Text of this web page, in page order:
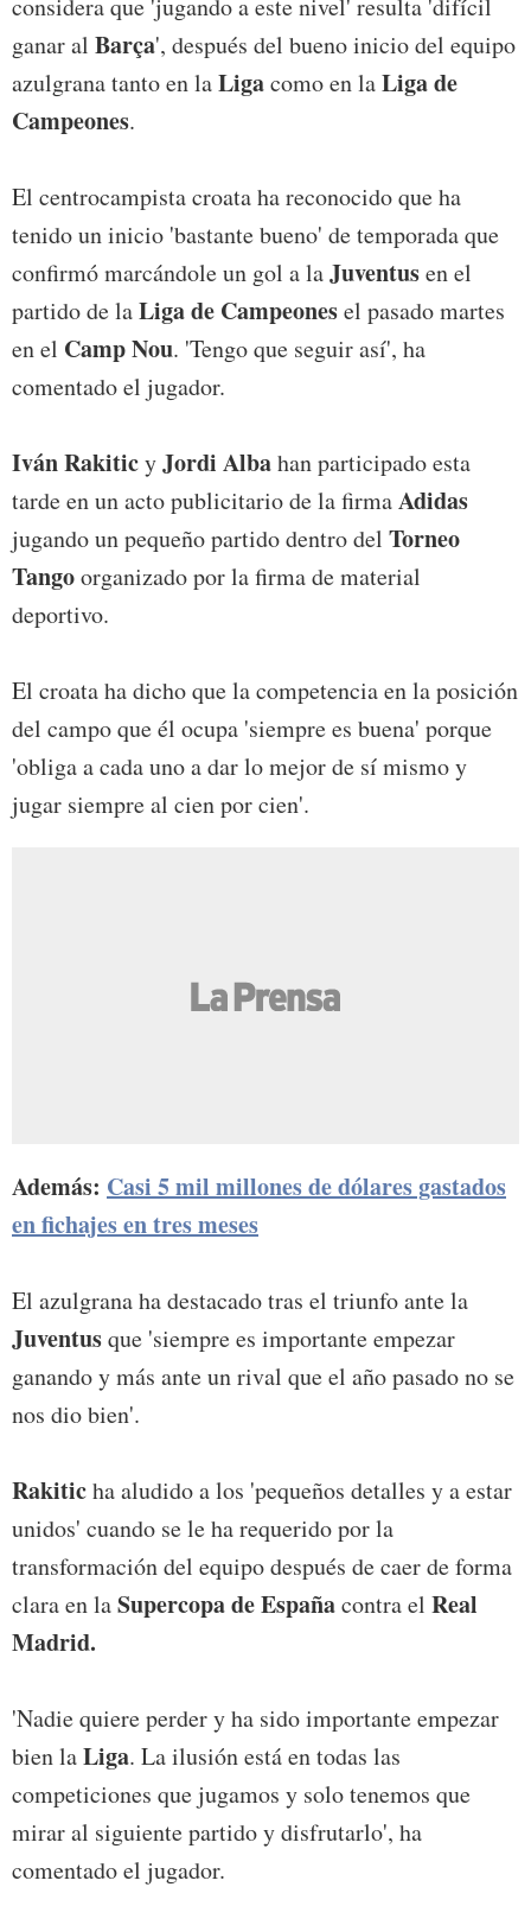
considera que 'jugando a este nivel' resulta 'difícil
ganar al Barça', después del bueno inicio del equipo
azulgrana tanto en laLigacomo en laLiga de
Campeones.
El centrocampista croata ha reconocido que ha
tenido un inicio 'bastante bueno' de temporada que
confirmó marcándole un gol a laJuventusen el
partido de laLiga de Campeonesel pasado martes
en el Camp Nou. 'Tengo que seguir así', ha
comentado el jugador.
Iván RakiticyJordi Albahan participado esta
tarde en un acto publicitario de la firmaAdidas
jugando un pequeño partido dentro del Torneo
Tangoorganizado por la firma de material
deportivo.
El croata ha dicho que la competencia en la posición
del campo que él ocupa 'siempre es buena' porque
'obliga a cada uno a dar lo mejor de sí mismo y
jugar siempre al cien por cien'.
Además: Casi 5 mil millones de dólares gastados
en fichajes en tres meses
El azulgrana ha destacado tras el triunfo ante la
Juventusque 'siempre es importante empezar
ganando y más ante un rival que el año pasado no se
nos dio bien'.
Rakiticha aludido a los 'pequeños detalles y a estar
unidos' cuando se le ha requerido por la
transformación del equipo después de caer de forma
clara en laSupercopa de Españacontra el Real
Madrid.
'Nadie quiere perder y ha sido importante empezar
bien laLiga. La ilusión está en todas las
competiciones que jugamos y solo tenemos que
mirar al siguiente partido y disfrutarlo', ha
comentado el jugador.